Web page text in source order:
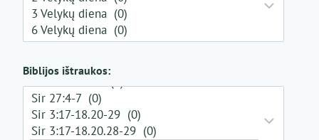
Biblijos ištraukos: